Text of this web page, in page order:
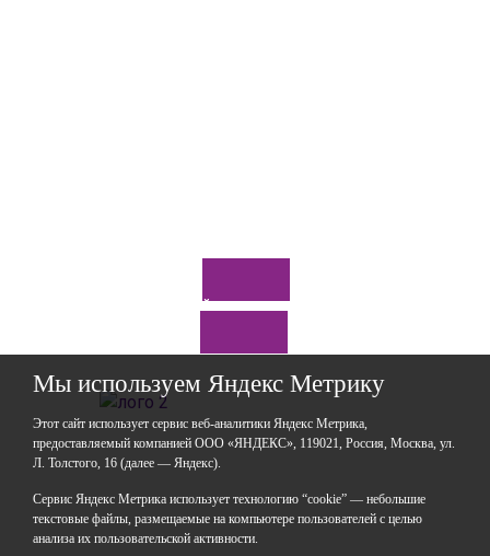
Задайте нам вопрос
Мы используем Яндекс Метрику
Этот сайт использует сервис веб-аналитики Яндекс Метрика,
предоставляемый компанией ООО «ЯНДЕКС», 119021, Россия, Москва, ул.
Л. Толстого, 16 (далее — Яндекс).
Сервис Яндекс Метрика использует технологию “cookie” — небольшие
текстовые файлы, размещаемые на компьютере пользователей с целью
анализа их пользовательской активности.
ГАОУДО «Центр развития талантов «Аврора»
ИНН: 0277946670
ОГРН: 119028008662
Юридический адрес: 450112, Российская Федерация,